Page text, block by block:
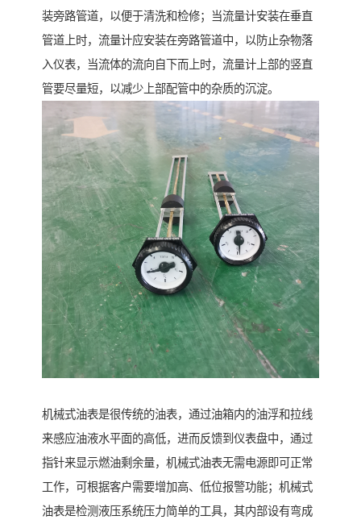
装旁路管道，以便于清洗和检修；当流量计安装在垂直
管道上时，流量计应安装在旁路管道中，以防止杂物落
入仪表，当流体的流向自下而上时，流量计上部的竖直
管要尽量短，以减少上部配管中的杂质的沉淀。
机械式油表是很传统的油表，通过油箱内的油浮和拉线
来感应油液水平面的高低，进而反馈到仪表盘中，通过
指针来显示燃油剩余量，机械式油表无需电源即可正常
工作，可根据客户需要增加高、低位报警功能；机械式
油表是检测液压系统压力简单的工具，其内部设有弯成